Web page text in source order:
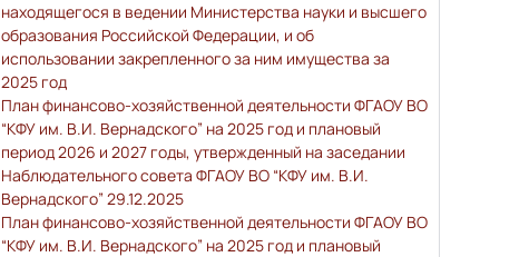
находящегося в ведении Министерства науки и высшего
образования Российской Федерации, и об
использовании закрепленного за ним имущества за
2025 год
План финансово-хозяйственной деятельности ФГАОУ ВО
“КФУ им. В.И. Вернадского” на 2025 год и плановый
период 2026 и 2027 годы, утвержденный на заседании
Наблюдательного совета ФГАОУ ВО “КФУ им. В.И.
Вернадского” 29.12.2025
План финансово-хозяйственной деятельности ФГАОУ ВО
“КФУ им. В.И. Вернадского” на 2025 год и плановый